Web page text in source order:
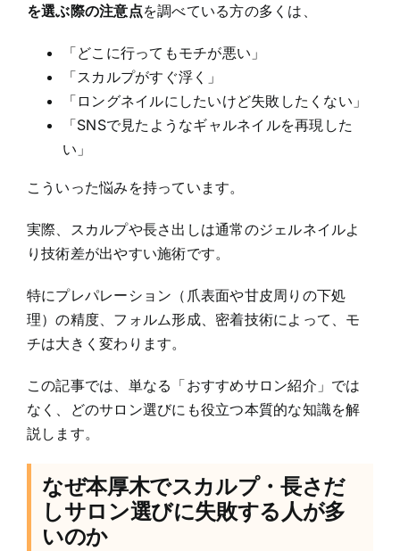
を選ぶ際の注意点を調べている方の多くは、
「どこに行ってもモチが悪い」
「スカルプがすぐ浮く」
「ロングネイルにしたいけど失敗したくない」
「SNSで見たようなギャルネイルを再現した
い」
こういった悩みを持っています。
実際、スカルプや長さ出しは通常のジェルネイルよ
り技術差が出やすい施術です。
特にプレパレーション（爪表面や甘皮周りの下処
理）の精度、フォルム形成、密着技術によって、モ
チは大きく変わります。
この記事では、単なる「おすすめサロン紹介」では
なく、どのサロン選びにも役立つ本質的な知識を解
説します。
なぜ本厚木でスカルプ・長さだ
しサロン選びに失敗する人が多
いのか